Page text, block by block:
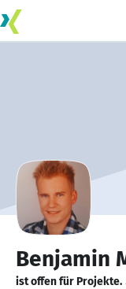
Benjamin
ist offen für Projekte.